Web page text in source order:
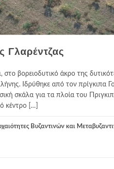
Γλαρέντζας
στο βορειοδυτικό άκρο της
Ιδρύθηκε από τον πρίγκιπα
σκάλα για τα πλοία του
κέντρο […]
Βυζαντινών και